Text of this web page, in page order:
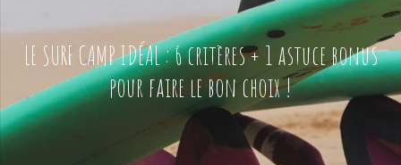
LE SURF CAMP IDÉAL : 6 critères + 1 astuce bonus
pour faire le bon choix !